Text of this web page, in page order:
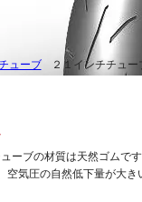
ューブ ２１インチチュー
ーブの材質は天然ゴムで
空気圧の自然低下量が大